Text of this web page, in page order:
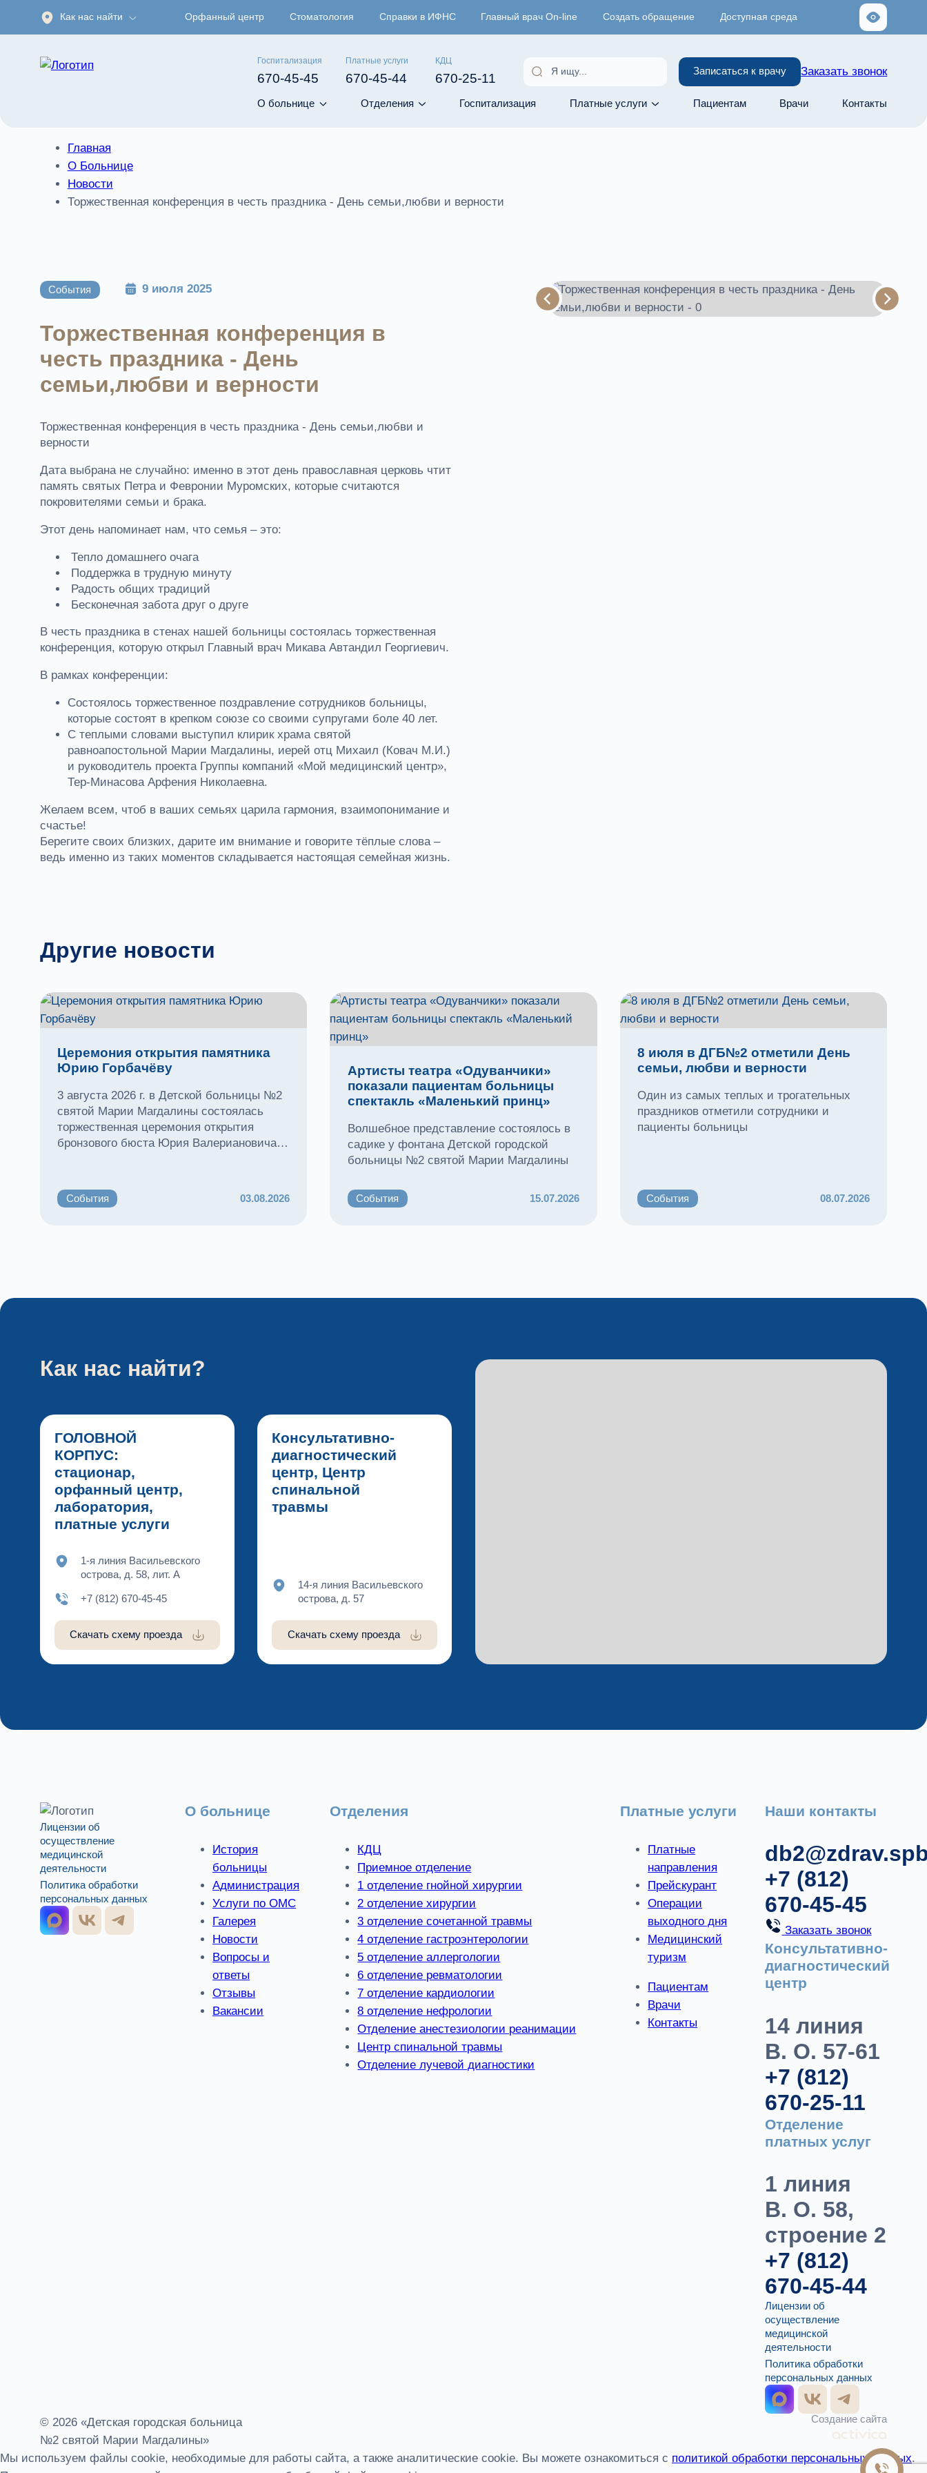
Как нас найти Орфанный центр Стоматология Справки в ИФНС Главный врач On-line Создать обращение Доступная среда
Госпитализация
670-45-45
Платные услуги
670-45-44
КДЦ
670-25-11
Записаться к врачу Заказать звонок
О больнице Отделения Госпитализация Платные услуги Пациентам Врачи Контакты
Главная
О Больнице
Новости
Торжественная конференция в честь праздника - День семьи,любви и верности
События 9 июля 2025
Торжественная конференция в
честь праздника - День
семьи,любви и верности
Торжественная конференция в честь праздника - День семьи,любви и
верности
Дата выбрана не случайно: именно в этот день православная церковь чтит
память святых Петра и Февронии Муромских, которые считаются
покровителями семьи и брака.
Этот день напоминает нам, что семья – это:
Тепло домашнего очага
Поддержка в трудную минуту
Радость общих традиций
Бесконечная забота друг о друге
В честь праздника в стенах нашей больницы состоялась торжественная
конференция, которую открыл Главный врач Микава Автандил Георгиевич.
В рамках конференции:
Состоялось торжественное поздравление сотрудников больницы,
которые состоят в крепком союзе со своими супругами боле 40 лет.
С теплыми словами выступил клирик храма святой
равноапостольной Марии Магдалины, иерей отц Михаил (Ковач М.И.)
и руководитель проекта Группы компаний «Мой медицинский центр»,
Тер-Минасова Арфения Николаевна.
Желаем всем, чтоб в ваших семьях царила гармония, взаимопонимание и
счастье!
Берегите своих близких, дарите им внимание и говорите тёплые слова –
ведь именно из таких моментов складывается настоящая семейная жизнь.
Другие новости
Церемония открытия памятника
Юрию Горбачёву
3 августа 2026 г. в Детской больницы №2
святой Марии Магдалины состоялась
торжественная церемония открытия
бронзового бюста Юрия Валериановича
События 03.08.2026
Артисты театра «Одуванчики»
показали пациентам больницы
спектакль «Маленький принц»
Волшебное представление состоялось в
садике у фонтана Детской городской
больницы №2 святой Марии Магдалины
События 15.07.2026
8 июля в ДГБ№2 отметили День
семьи, любви и верности
Один из самых теплых и трогательных
праздников отметили сотрудники и
пациенты больницы
События 08.07.2026
Как нас найти?
ГОЛОВНОЙ
КОРПУС:
стационар,
орфанный центр,
лаборатория,
платные услуги
1-я линия Васильевского
острова, д. 58, лит. А
+7 (812) 670-45-45
Скачать схему проезда
Консультативно-
диагностический
центр, Центр
спинальной
травмы
14-я линия Васильевского
острова, д. 57
Скачать схему проезда
Лицензии об
осуществление
медицинской
деятельности
Политика обработки
персональных данных
О больнице
История
больницы
Администрация
Услуги по ОМС
Галерея
Новости
Вопросы и
ответы
Отзывы
Вакансии
Отделения
КДЦ
Приемное отделение
1 отделение гнойной хирургии
2 отделение хирургии
3 отделение сочетанной травмы
4 отделение гастроэнтерологии
5 отделение аллергологии
6 отделение ревматологии
7 отделение кардиологии
8 отделение нефрологии
Отделение анестезиологии реанимации
Центр спинальной травмы
Отделение лучевой диагностики
Платные услуги
Платные
направления
Прейскурант
Операции
выходного дня
Медицинский
туризм
Пациентам
Врачи
Контакты
Наши контакты
+7 (812)
670-45-45
Заказать звонок
Консультативно-
диагностический
центр
14 линия
В. О. 57-61
+7 (812)
670-25-11
Отделение
платных услуг
1 линия
В. О. 58,
строение 2
+7 (812)
670-45-44
Лицензии об
осуществление
медицинской
деятельности
Политика обработки
персональных данных
© 2026 «Детская городская больница
№2 святой Марии Магдалины»
Создание сайта
Мы используем файлы cookie, необходимые для работы сайта, а также аналитические cookie. Вы можете ознакомиться с политикой обработки персональных данных.